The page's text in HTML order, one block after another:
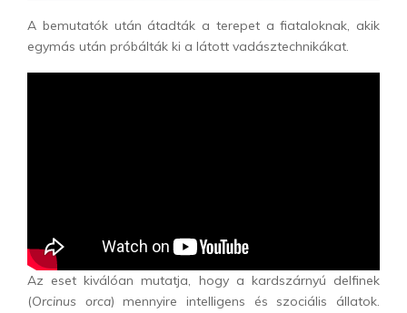
A bemutatók után átadták a terepet a fiataloknak, akik
egymás után próbálták ki a látott vadásztechnikákat.
Az eset kiválóan mutatja, hogy a kardszárnyú delfinek
(Orcinus orca) mennyire intelligens és szociális állatok.